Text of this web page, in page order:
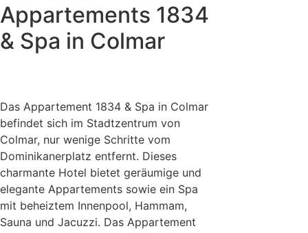
Appartements 1834
& Spa in Colmar
Das Appartement 1834 & Spa in Colmar
befindet sich im Stadtzentrum von
Colmar, nur wenige Schritte vom
Dominikanerplatz entfernt. Dieses
charmante Hotel bietet geräumige und
elegante Appartements sowie ein Spa
mit beheiztem Innenpool, Hammam,
Sauna und Jacuzzi. Das Appartement